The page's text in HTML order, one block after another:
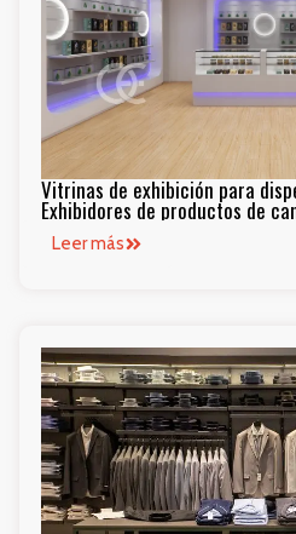
Vitrinas de exhibición para
Exhibidores de productos de
Leer más